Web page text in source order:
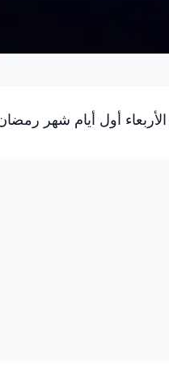
2026: تفاصيل بيان هيئة الرؤية